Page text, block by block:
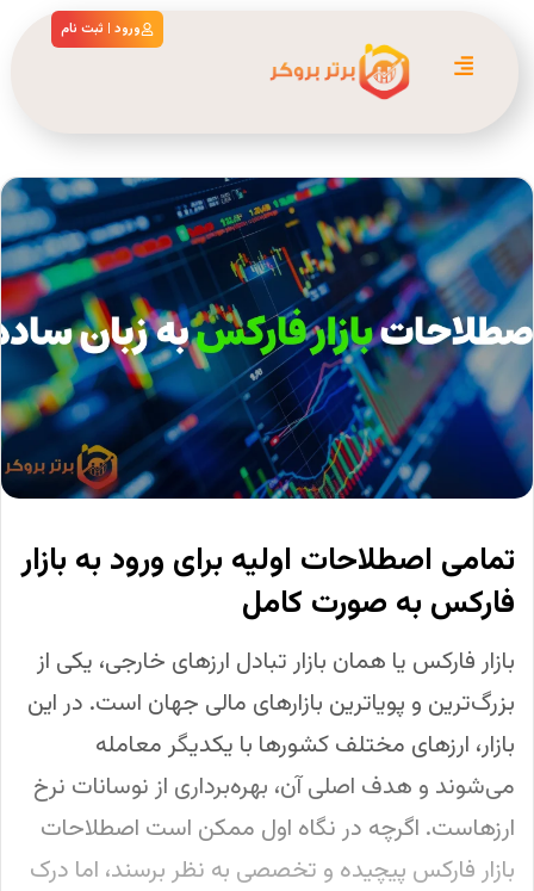
ورود | ثبت نام
تمامی اصطلاحات اولیه برای ورود به بازار
فارکس به صورت کامل
بازار فارکس یا همان بازار تبادل ارزهای خارجی، یکی از
بزرگ‌ترین و پویاترین بازارهای مالی جهان است. در این
بازار، ارزهای مختلف کشورها با یکدیگر معامله
می‌شوند و هدف اصلی آن، بهره‌برداری از نوسانات نرخ
ارزهاست. اگرچه در نگاه اول ممکن است اصطلاحات
بازار فارکس پیچیده و تخصصی به نظر برسند، اما درک